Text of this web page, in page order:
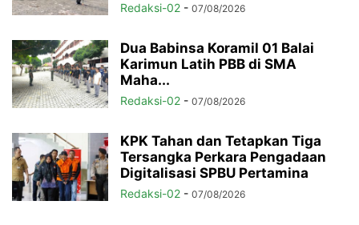
Redaksi-02 - 07/08/2026
Dua Babinsa Koramil 01 Balai
Karimun Latih PBB di SMA
Maha...
Redaksi-02 - 07/08/2026
KPK Tahan dan Tetapkan Tiga
Tersangka Perkara Pengadaan
Digitalisasi SPBU Pertamina
Redaksi-02 - 07/08/2026